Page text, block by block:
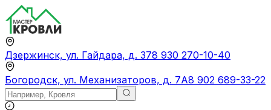
Дзержинск, ул. Гайдара, д. 378 930 270-10-40
Богородск, ул. Механизаторов, д. 7А8 902 689-33-22